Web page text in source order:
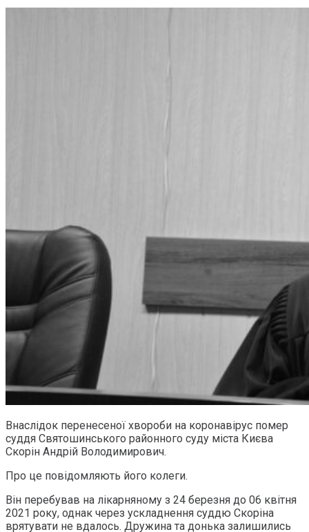
Внаслідок перенесеної хвороби на коронавірус помер
суддя Святошинського районного суду міста Києва
Скорін Андрій Володимирович.
Про це повідомляють його колеги.
Він перебував на лікарняному з 24 березня до 06 квітня
2021 року, однак через ускладнення суддю Скоріна
врятувати не вдалось. Дружина та донька залишились